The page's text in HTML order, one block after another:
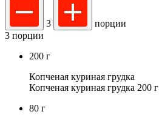
3
порции
3 порции
200 г
Копченая куриная грудка
Копченая куриная грудка 200 г
80 г